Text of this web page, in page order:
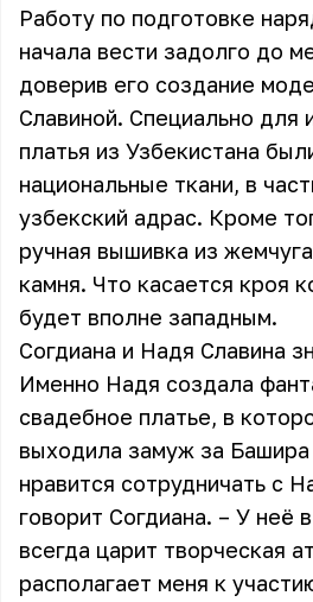
Работу по подготовке
начала вести задолго до
доверив его создание
Славиной. Специально для
платья из Узбекистана
национальные ткани, в
узбекский адрас. Кроме
ручная вышивка из
камня. Что касается кроя
будет вполне западным.
Согдиана и Надя Славина
Именно Надя создала
свадебное платье, в
выходила замуж за
нравится сотрудничать с
говорит Согдиана. – У неё
всегда царит творческая
располагает меня к